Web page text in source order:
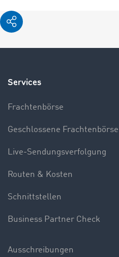
Services
Frachtenbörse
Geschlossene Frachtenbörse
Live-Sendungsverfolgung
Routen & Kosten
Schnittstellen
Business Partner Check
Ausschreibungen